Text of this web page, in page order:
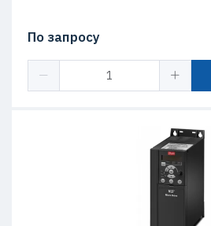
По запросу